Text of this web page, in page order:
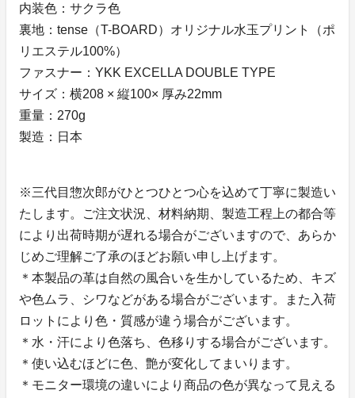
内装色：サクラ色
裏地：tense（T-BOARD）オリジナル水玉プリント（ポ
リエステル100%）
ファスナー：YKK EXCELLA DOUBLE TYPE
サイズ：横208 × 縦100× 厚み22mm
重量：270g
製造：日本
※三代目惣次郎がひとつひとつ心を込めて丁寧に製造い
たします。ご注文状況、材料納期、製造工程上の都合等
により出荷時期が遅れる場合がございますので、あらか
じめご理解ご了承のほどお願い申し上げます。
＊本製品の革は自然の風合いを生かしているため、キズ
や色ムラ、シワなどがある場合がございます。また入荷
ロットにより色・質感が違う場合がございます。
＊水・汗により色落ち、色移りする場合がございます。
＊使い込むほどに色、艶が変化してまいります。
＊モニター環境の違いにより商品の色が異なって見える